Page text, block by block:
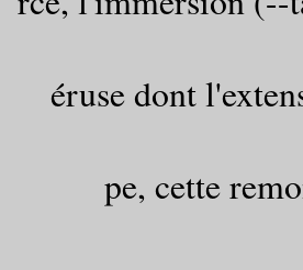
éruse dont
pe, cette